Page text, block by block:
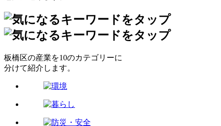
板橋区の産業を10のカテゴリーに
分けて紹介します。